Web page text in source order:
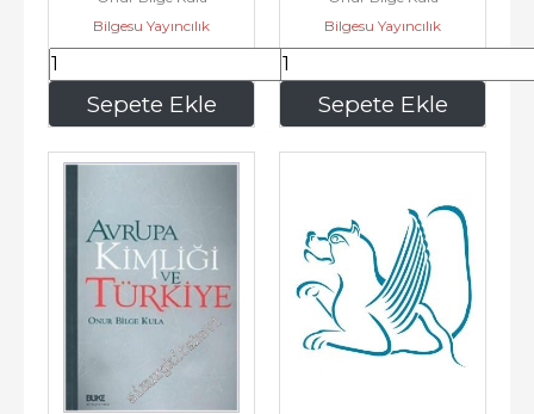
Sepete Ekle
Bilgesu Yayıncılık
390,00 Sepete Ekle
Bilgesu Yayıncılık
296,25